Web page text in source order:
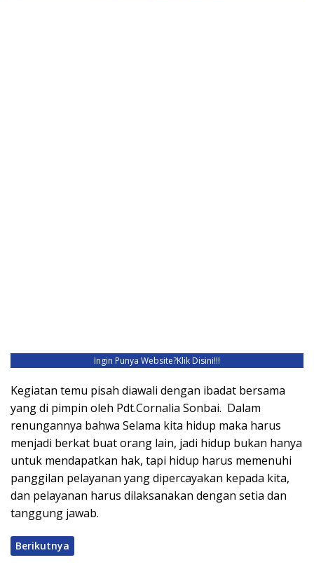
Ingin Punya Website?Klik Disini!!!
Kegiatan temu pisah diawali dengan ibadat bersama
yang di pimpin oleh Pdt.Cornalia Sonbai. Dalam
renungannya bahwa Selama kita hidup maka harus
menjadi berkat buat orang lain, jadi hidup bukan hanya
untuk mendapatkan hak, tapi hidup harus memenuhi
panggilan pelayanan yang dipercayakan kepada kita,
dan pelayanan harus dilaksanakan dengan setia dan
tanggung jawab.
Berikutnya